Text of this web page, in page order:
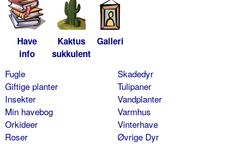
Have
info
Kaktus
sukkulent
Galleri
Fugle
Giftige planter
Insekter
Min havebog
Orkideer
Roser
Skadedyr
Tulipaner
Vandplanter
Varmhus
Vinterhave
Øvrige Dyr